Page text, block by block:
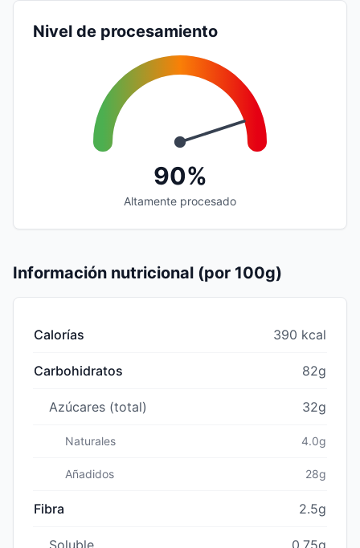
Nivel de procesamiento
90%
Altamente procesado
Información nutricional (por 100g)
Calorías 390 kcal
Carbohidratos 82g
Azúcares (total) 32g
Naturales 4.0g
Añadidos 28g
Fibra 2.5g
Soluble 0.75g